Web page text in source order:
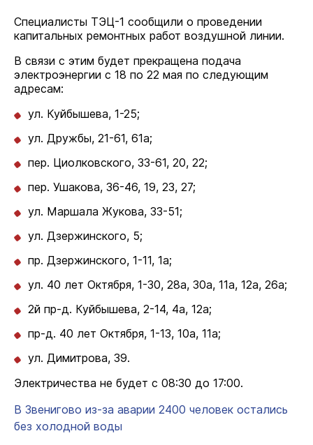
Специалисты ТЭЦ-1 сообщили о проведении
капитальных ремонтных работ воздушной линии.
В связи с этим будет прекращена подача
электроэнергии с 18 по 22 мая по следующим
адресам:
ул. Куйбышева, 1-25;
ул. Дружбы, 21-61, 61а;
пер. Циолковского, 33-61, 20, 22;
пер. Ушакова, 36-46, 19, 23, 27;
ул. Маршала Жукова, 33-51;
ул. Дзержинского, 5;
пр. Дзержинского, 1-11, 1а;
ул. 40 лет Октября, 1-30, 28а, 30а, 11а, 12а, 26а;
2й пр-д. Куйбышева, 2-14, 4а, 12а;
пр-д. 40 лет Октября, 1-13, 10а, 11а;
ул. Димитрова, 39.
Электричества не будет с 08:30 до 17:00.
В Звенигово из-за аварии 2400 человек остались
без холодной воды